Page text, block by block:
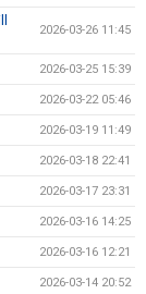
2026-03-26 11:45
2026-03-25 15:39
2026-03-22 05:46
2026-03-19 11:49
2026-03-18 22:41
2026-03-17 23:31
2026-03-16 14:25
2026-03-16 12:21
2026-03-14 20:52